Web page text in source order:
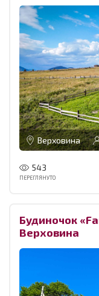
Верховина
543
ПЕРЕГЛЯНУТО
Будиночок
Верховина